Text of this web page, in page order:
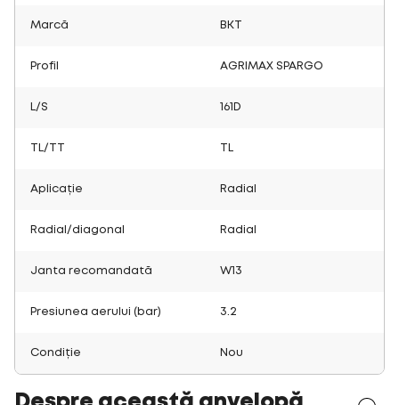
Marcă BKT
Profil AGRIMAX SPARGO
L/S 161D
TL/TT
Aplicație Radial
Radial/diagonal Radial
Janta recomandată W13
Presiunea aerului (bar) 3.2
Condiție Nou